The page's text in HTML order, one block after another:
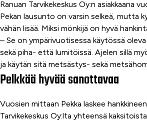
Ranuan Tarvikekeskus Oy:n asiakkaana
Pekan lausunto on varsin selkeä, mutta
vähän lisää. Miksi mönkijä on hyvä
– Se on ympärivuotisessa käytössä
sekä piha- että lumitöissä. Ajelen sillä
ja käytän sitä metsästys- sekä
Pelkkää hyvää sanottavaa
Vuosien mittaan Pekka laskee
Tarvikekeskus Oy:lta yhteensä